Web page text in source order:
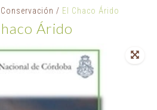
/ El Chaco Árido
Árido